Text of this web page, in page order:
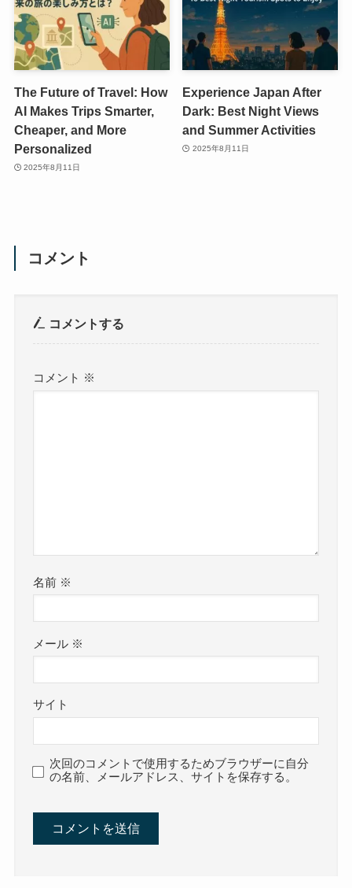
The Future of Travel: How
AI Makes Trips Smarter,
Cheaper, and More
Personalized
2025年8月11日
Experience Japan After
Dark: Best Night Views
and Summer Activities
2025年8月11日
コメント
コメントする
コメント ※
名前 ※
メール ※
サイト
次回のコメントで使用するためブラウザーに自分
の名前、メールアドレス、サイトを保存する。